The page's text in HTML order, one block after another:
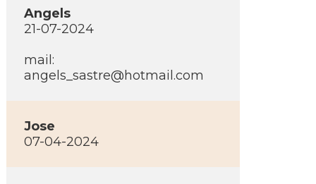
Angels
21-07-2024
mail:
angels_sastre@hotmail.com
Jose
07-04-2024